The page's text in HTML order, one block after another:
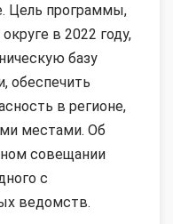
Цель программы,
в 2022 году,
базу
обеспечить
в регионе,
местами. Об
совещании
с
ведомств.